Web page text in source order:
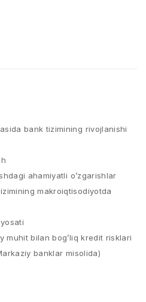
bank tizimining rivojlanishi
ahamiyatli o’zgarishlar
makroiqtisodiyotda
muhit bilan bog’liq kredit risklari
banklar misolida)